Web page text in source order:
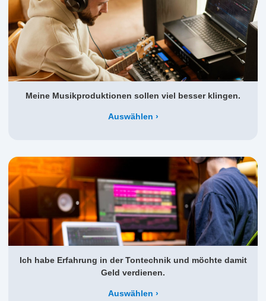
Meine Musikproduktionen sollen viel besser klingen.
Auswählen
Ich habe Erfahrung in der Tontechnik und möchte damit
Geld verdienen.
Auswählen